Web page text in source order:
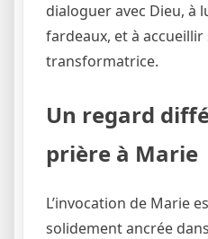
dialoguer avec Dieu, à
fardeaux, et à accueillir
transformatrice.
Un regard
prière à Marie
L’invocation de Marie
solidement ancrée